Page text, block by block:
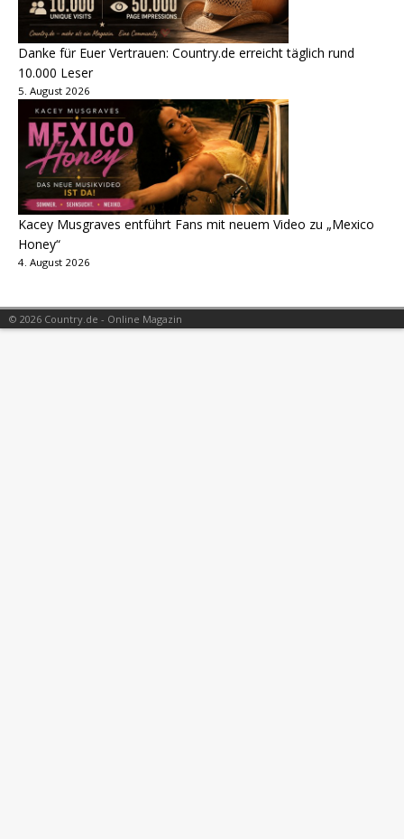
Danke für Euer Vertrauen: Country.de erreicht täglich rund
10.000 Leser
5. August 2026
Kacey Musgraves entführt Fans mit neuem Video zu „Mexico
Honey“
4. August 2026
© 2026 Country.de - Online Magazin